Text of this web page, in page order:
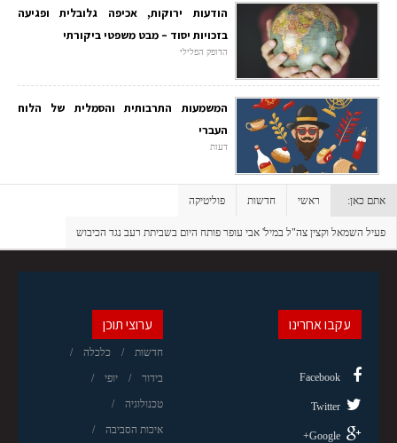
הודעות ירוקות, אכיפה גלובלית ופגיעה
בזכויות יסוד – מבט משפטי ביקורתי
הדופק הפלילי
המשמעות התרבותית והסמלית של הלוח
העברי
דעות
אתם כאן: ראשי חדשות פוליטיקה
פעיל השמאל וקצין צה"ל במיל' אבי עופר פותח היום בשביתת רעב נגד הכיבוש
ערוצי תוכן
חדשות כלכלה
בידור יופי
טכנולוגיה
איכות הסביבה
עקבו אחרינו
Facebook
Twitter
Google+